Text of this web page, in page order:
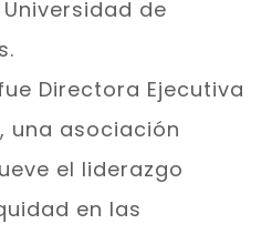
de
Directora Ejecutiva
una asociación
el liderazgo
en las